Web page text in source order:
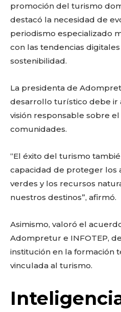
promoción del turismo
destacó la necesidad de
periodismo especializado
con las tendencias
sostenibilidad.
La presidenta de
desarrollo turístico debe ir
visión responsable sobre
comunidades.
“El éxito del turismo
capacidad de proteger los
verdes y los recursos
nuestros destinos”, afirmó.
Asimismo, valoró el
Adompretur e INFOTEP,
institución en la formación
vinculada al turismo.